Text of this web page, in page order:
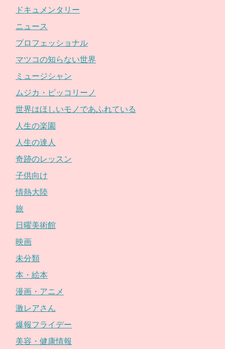
ドキュメンタリー
ニュース
プロフェッショナル
マツコの知らない世界
ミュージシャン
ムジカ・ピッコリーノ
世界はほしいモノであふれている
人生の楽園
人生の達人
奇跡のレッスン
子供向け
情熱大陸
旅
日曜美術館
映画
未分類
本・絵本
漫画・アニメ
激レアさん
爆報フライデー
美容・健康情報